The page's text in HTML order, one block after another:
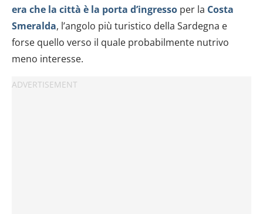
era che la città è la porta d’ingresso per la Costa
Smeralda, l’angolo più turistico della Sardegna e
forse quello verso il quale probabilmente nutrivo
meno interesse.